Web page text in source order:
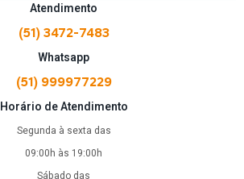
Atendimento
(51) 3472-7483
Whatsapp
(51) 999977229
Horário de Atendimento
Segunda à sexta das
09:00h às 19:00h
Sábado das